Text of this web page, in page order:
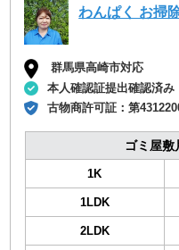
わんぱく お掃
群馬県高崎市対応
本人確認証提出確認済み
古物商許可証：第
ゴミ屋敷
1K
1LDK
2LDK